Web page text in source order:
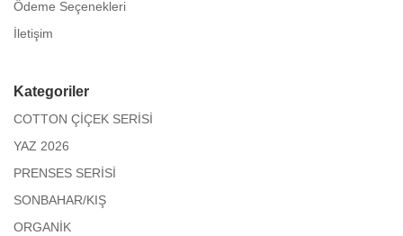
Ödeme Seçenekleri
İletişim
Kategoriler
COTTON ÇİÇEK SERİSİ
YAZ 2026
PRENSES SERİSİ
SONBAHAR/KIŞ
ORGANİK